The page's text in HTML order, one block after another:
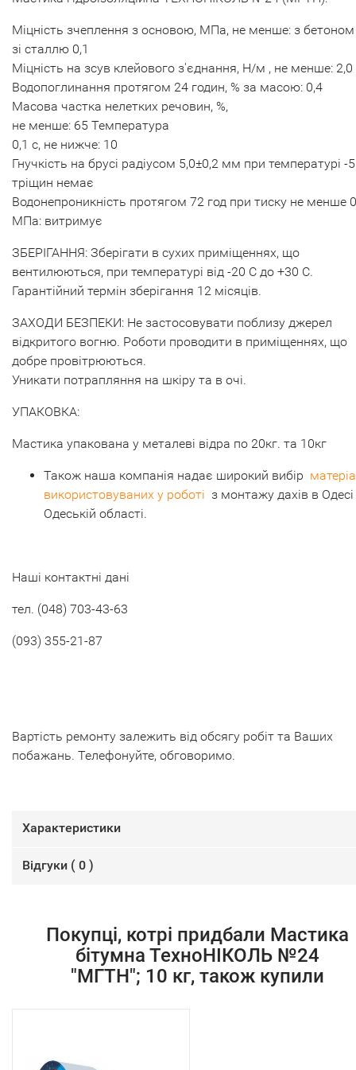
Міцність зчеплення з основою, МПа, не менше: з бетоном
зі сталлю 0,1
Міцність на зсув клейового з'єднання, Н/м , не менше: 2,0
Водопоглинання протягом 24 годин, % за масою: 0,4
Масова частка нелетких речовин, %,
не менше: 65 Температура
0,1 с, не нижче: 10
Гнучкість на брусі радіусом 5,0±0,2 мм при температурі -
тріщин немає
Водонепроникність протягом 72 год при тиску не менше
МПа: витримує
ЗБЕРІГАННЯ: Зберігати в сухих приміщеннях, що
вентилюються, при температурі від -20 С до +30 С.
Гарантійний термін зберігання 12 місяців.
ЗАХОДИ БЕЗПЕКИ: Не застосовувати поблизу джерел
відкритого вогню. Роботи проводити в приміщеннях, що
добре провітрюються.
Уникати потрапляння на шкіру та в очі.
УПАКОВКА:
Мастика упакована у металеві відра по 20кг. та 10кг
Також наша компанія надає широкий вибір
використовуваних у роботі з монтажу дахів в
Одеській області.
Наші контактні дані
тел. (048) 703-43-63
(093) 355-21-87
Вартість ремонту залежить від обсягу робіт та Ваших
побажань. Телефонуйте, обговоримо.
Характеристики
Відгуки ( 0 )
Покупці, котрі придбали Мастика
бітумна ТехноНІКОЛЬ №24
"МГТН"; 10 кг, також купили